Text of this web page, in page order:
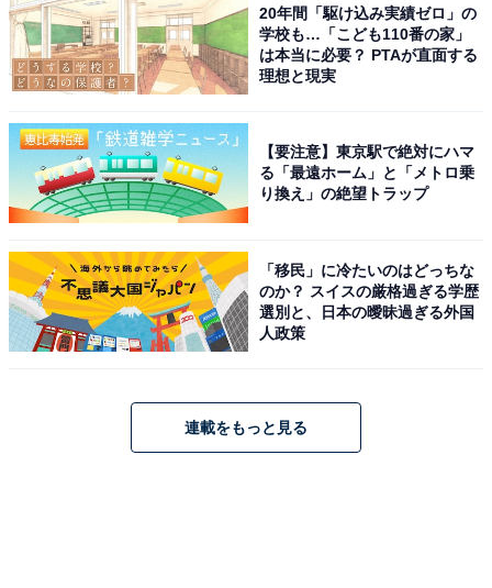
20年間「駆け込み実績ゼロ」の
学校も…「こども110番の家」
は本当に必要？ PTAが直面する
理想と現実
【要注意】東京駅で絶対にハマ
る「最遠ホーム」と「メトロ乗
り換え」の絶望トラップ
「移民」に冷たいのはどっちな
のか？ スイスの厳格過ぎる学歴
選別と、日本の曖昧過ぎる外国
人政策
連載をもっと見る